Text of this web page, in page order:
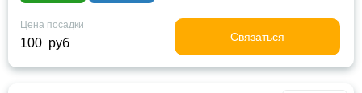
Цена посадки
100 руб Связаться